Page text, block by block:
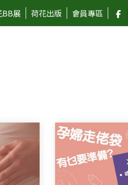
BB展 荷花出版 會員專區